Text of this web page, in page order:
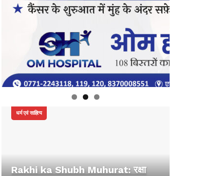
धर्म एवं साहित्य
Rakhi ka Shubh Muhurat: रक्षा